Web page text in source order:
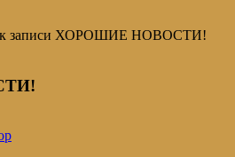
к записи ХОРОШИЕ НОВОСТИ!